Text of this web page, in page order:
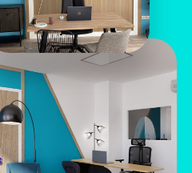
21 impasse Gauguin
87200 Saint-Junien